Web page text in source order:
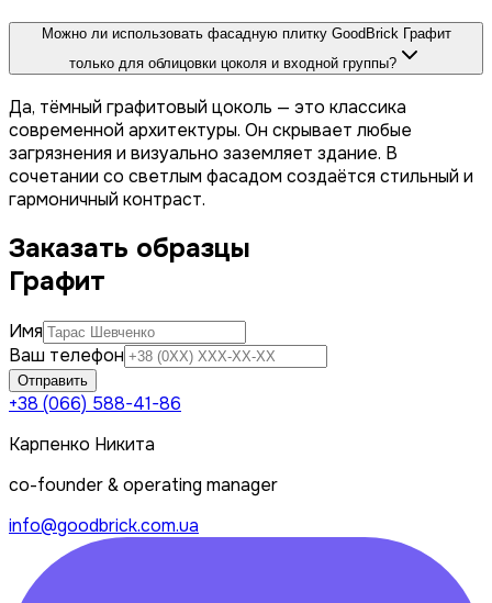
Можно ли использовать фасадную плитку GoodBrick Графит
только для облицовки цоколя и входной группы?
Да, тёмный графитовый цоколь — это классика
современной архитектуры. Он скрывает любые
загрязнения и визуально заземляет здание. В
сочетании со светлым фасадом создаётся стильный и
гармоничный контраст.
Заказать образцы
Графит
Имя
Ваш телефон
Отправить
+38 (066) 588-41-86
Карпенко Никита
co-founder & operating manager
info@goodbrick.com.ua